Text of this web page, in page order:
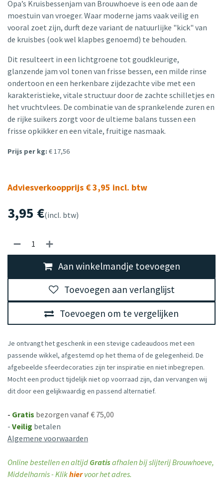
Opa’s Kruisbessenjam van Brouwhoeve is een ode aan de
moestuin van vroeger. Waar moderne jams vaak veilig en
vooral zoet zijn, durft deze variant de natuurlijke "kick" van
de kruisbes (ook wel klapbes genoemd) te behouden.
Dit resulteert in een lichtgroene tot goudkleurige,
glanzende jam vol tonen van frisse bessen, een milde rinse
ondertoon en een herkenbare zijdezachte vibe met een
karakteristieke, vitale structuur door de zachte schilletjes en
het vruchtvlees. De combinatie van de sprankelende zuren en
de rijke suikers zorgt voor de ultieme balans tussen een
frisse opkikker en een vitale, fruitige nasmaak.
Prijs per kg: € 17,56
Adviesverkoopprijs € 3,95 incl. btw
3,95 €(incl. btw)
Aan winkelmandje toevoegen
Toevoegen om te vergelijken
Toevoegen aan verlanglijst
Je ontvangt het geschenk in een stevige cadeaudoos met een
passende wikkel, afgestemd op het thema of de gelegenheid. De
afgebeelde sfeerdecoraties zijn ter inspiratie en niet inbegrepen.
Mocht een product tijdelijk niet op voorraad zijn, dan vervangen wij
dit door een gelijkwaardig en passend alternatief.
- Gratis bezorgen vanaf € 75,00
- Veilig betalen
Algemene voorwaarden
Online bestellen en altijd Gratisafhalen bij slijterij Brouwhoeve,
Middelharnis - Klikhiervoor het adres.